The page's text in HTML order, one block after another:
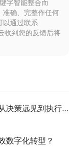
字智能整合而
准确、完整作任何
以通过联系
收到您的反馈后将
ERP软件主机如何支撑企业增长？从决策远见到执行落地的全链路解法
数字化转型？